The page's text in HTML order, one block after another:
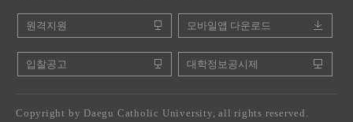
원격지원 모바일앱 다운로드
입찰공고 대학정보공시제
Copyright by Daegu Catholic University, all rights reserved.